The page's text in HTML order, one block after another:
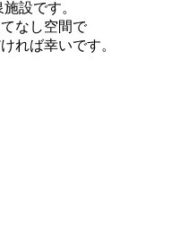
設です。
なし空間で
れば幸いです。